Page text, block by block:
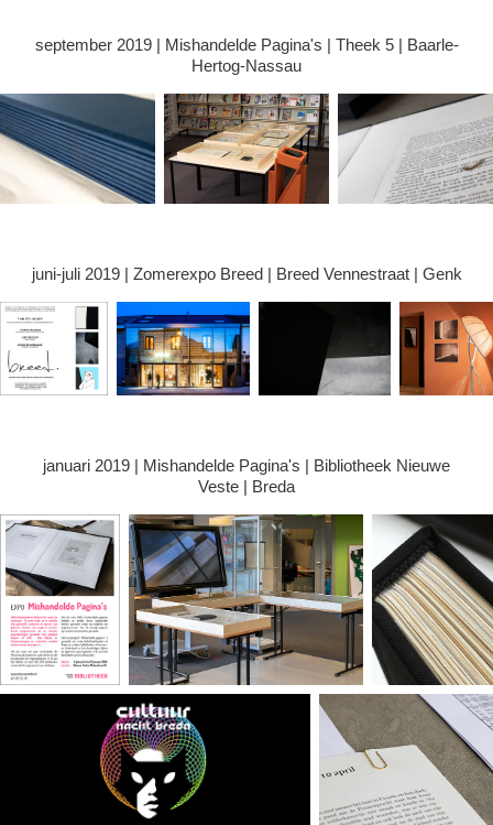
september 2019 | Mishandelde Pagina's | Theek 5 | Baarle-
Hertog-Nassau
juni-juli 2019 | Zomerexpo Breed | Breed Vennestraat | Genk
januari 2019 | Mishandelde Pagina's | Bibliotheek Nieuwe
Veste | Breda